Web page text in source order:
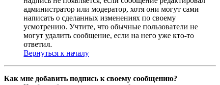
администратор или модератор, хотя они могут сами
написать о сделанных изменениях по своему
усмотрению. Учтите, что обычные пользователи не
могут удалить сообщение, если на него уже кто-то
ответил.
Вернуться к началу
Как мне добавить подпись к своему сообщению?